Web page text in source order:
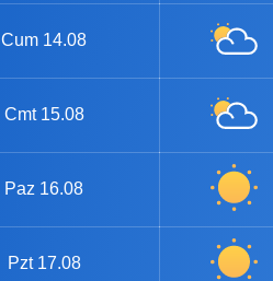
Cum 14.08
Cmt 15.08
Paz 16.08
Pzt 17.08